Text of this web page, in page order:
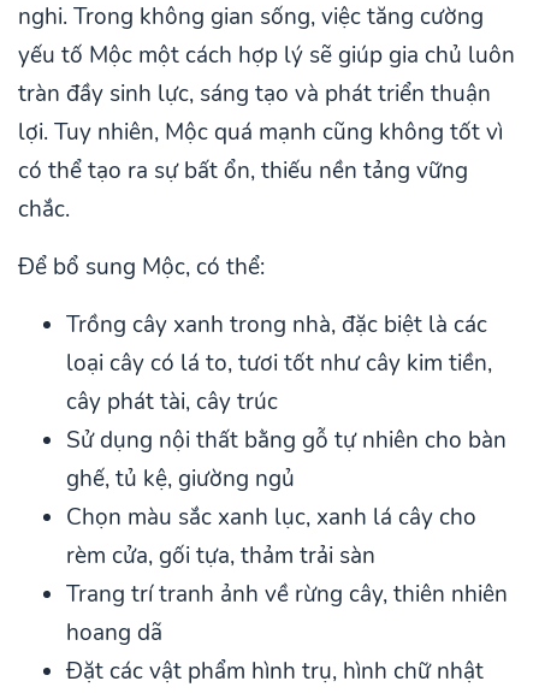
nghi. Trong không gian sống, việc tăng cường
yếu tố Mộc một cách hợp lý sẽ giúp gia chủ luôn
tràn đầy sinh lực, sáng tạo và phát triển thuận
lợi. Tuy nhiên, Mộc quá mạnh cũng không tốt vì
có thể tạo ra sự bất ổn, thiếu nền tảng vững
chắc.
Để bổ sung Mộc, có thể:
Trồng cây xanh trong nhà, đặc biệt là các
loại cây có lá to, tươi tốt như cây kim tiền,
cây phát tài, cây trúc
Sử dụng nội thất bằng gỗ tự nhiên cho bàn
ghế, tủ kệ, giường ngủ
Chọn màu sắc xanh lục, xanh lá cây cho
rèm cửa, gối tựa, thảm trải sàn
Trang trí tranh ảnh về rừng cây, thiên nhiên
hoang dã
Đặt các vật phẩm hình trụ, hình chữ nhật